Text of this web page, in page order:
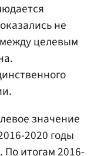
не
целевым
значение
2020 годы
По итогам 2016-